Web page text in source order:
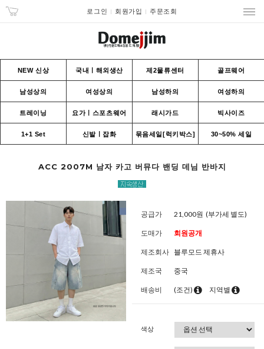
로그인 회원가입 주문조회
NEW 신상 국내ㅣ해외생산 제2물류센터 골프웨어
남성상의 여성상의 남성하의 여성하의
트레이닝 요가ㅣ스포츠웨어 래시가드 빅사이즈
1+1 Set 신발ㅣ잡화 묶음세일[럭키박스] 30~50% 세일
ACC 2007M 남자 카고 버뮤다 밴딩 데님 반바지
공급가 21,000원 (부가세 별도)
도매가 회원공개
제조회사 블루모드 제휴사
제조국 중국
배송비 (조건) 지역별
색상